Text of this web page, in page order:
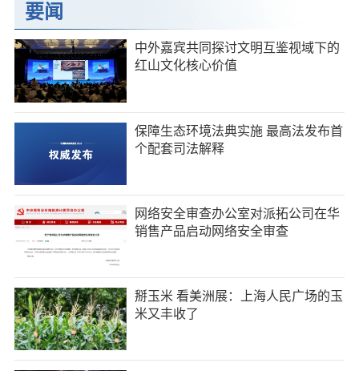
要闻
中外嘉宾共同探讨文明互鉴视域下的
红山文化核心价值
保障生态环境法典实施 最高法发布首
个配套司法解释
网络安全审查办公室对派拓公司在华
销售产品启动网络安全审查
掰玉米 看美洲展：上海人民广场的玉
米又丰收了